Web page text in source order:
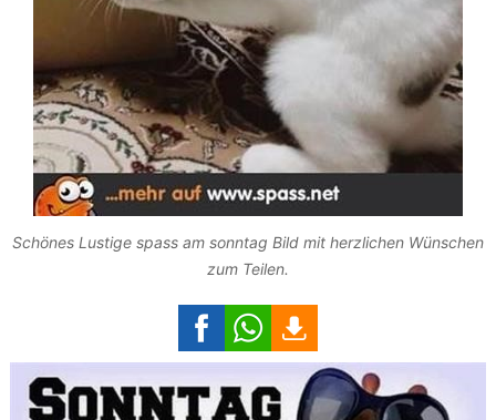
Schönes Lustige spass am sonntag Bild mit herzlichen Wünschen
zum Teilen.